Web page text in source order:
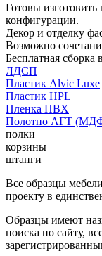
Готовы
конфигурации.
Декор и отделку
Возможно
Бесплатная сборка
ЛДСП
Пластик Alvic Luxe
Пластик HPL
Пленка ПВХ
Полотно АГТ
полки
корзины
штанги
Все образцы
проекту в
Образцы имеют
поиска по сайту,